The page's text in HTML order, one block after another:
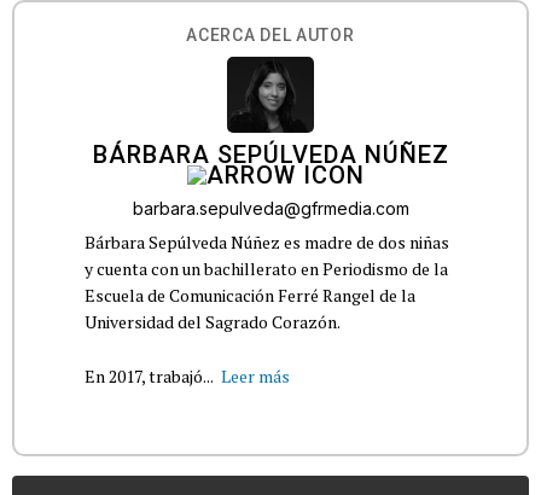
ACERCA DEL AUTOR
BÁRBARA SEPÚLVEDA NÚÑEZ
barbara.sepulveda@gfrmedia.com
Bárbara Sepúlveda Núñez es madre de dos niñas
y cuenta con un bachillerato en Periodismo de la
Escuela de Comunicación Ferré Rangel de la
Universidad del Sagrado Corazón.
En 2017, trabajó... Leer más